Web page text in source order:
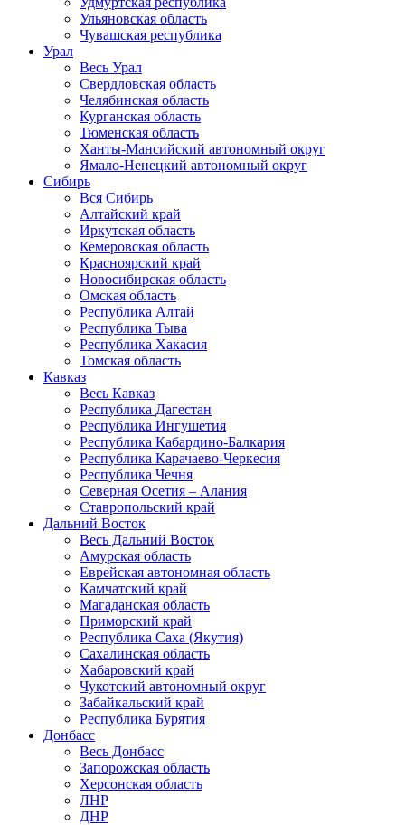
Ульяновская область
Чувашская республика
Урал
Весь Урал
Свердловская область
Челябинская область
Курганская область
Тюменская область
Ханты-Мансийский автономный округ
Ямало-Ненецкий автономный округ
Сибирь
Вся Сибирь
Алтайский край
Иркутская область
Кемеровская область
Красноярский край
Новосибирская область
Омская область
Республика Алтай
Республика Тыва
Республика Хакасия
Томская область
Кавказ
Весь Кавказ
Республика Дагестан
Республика Ингушетия
Республика Кабардино-Балкария
Республика Карачаево-Черкесия
Республика Чечня
Северная Осетия – Алания
Ставропольский край
Дальний Восток
Весь Дальний Восток
Амурская область
Еврейская автономная область
Камчатский край
Магаданская область
Приморский край
Республика Саха (Якутия)
Сахалинская область
Хабаровский край
Чукотский автономный округ
Забайкальский край
Республика Бурятия
Донбасс
Весь Донбасс
Запорожская область
Херсонская область
ЛНР
ДНР